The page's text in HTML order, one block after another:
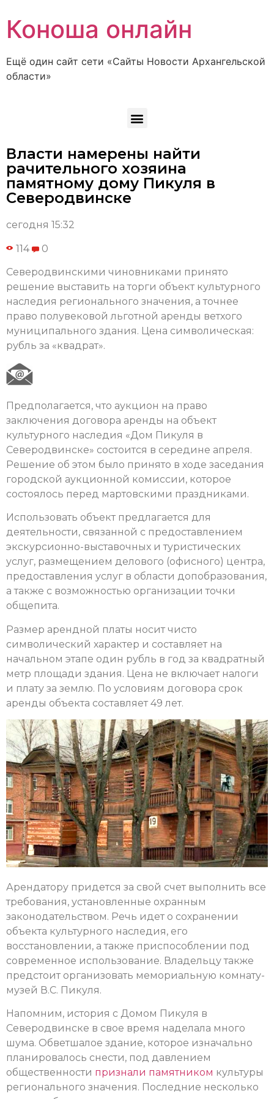
Коноша онлайн
Ещё один сайт сети «Сайты Новости Архангельской
области»
Власти намерены найти
рачительного хозяина
памятному дому Пикуля в
Северодвинске
сегодня 15:32
114 0
Северодвинскими чиновниками принято
решение выставить на торги объект культурного
наследия регионального значения, а точнее
право полувековой льготной аренды ветхого
муниципального здания. Цена символическая:
рубль за «квадрат».
Предполагается, что аукцион на право
заключения договора аренды на объект
культурного наследия «Дом Пикуля в
Северодвинске» состоится в середине апреля.
Решение об этом было принято в ходе заседания
городской аукционной комиссии, которое
состоялось перед мартовскими праздниками.
Использовать объект предлагается для
деятельности, связанной с предоставлением
экскурсионно-выставочных и туристических
услуг, размещением делового (офисного) центра,
предоставления услуг в области допобразования,
а также с возможностью организации точки
общепита.
Размер арендной платы носит чисто
символический характер и составляет на
начальном этапе один рубль в год за квадратный
метр площади здания. Цена не включает налоги
и плату за землю. По условиям договора срок
аренды объекта составляет 49 лет.
Арендатору придется за свой счет выполнить все
требования, установленные охранным
законодательством. Речь идет о сохранении
объекта культурного наследия, его
восстановлении, а также приспособлении под
современное использование. Владельцу также
предстоит организовать мемориальную комнату-
музей В.С. Пикуля.
Напомним, история с Домом Пикуля в
Северодвинске в свое время наделала много
шума. Обветшалое здание, которое изначально
планировалось снести, под давлением
общественности признали памятником культуры
регионального значения. Последние несколько